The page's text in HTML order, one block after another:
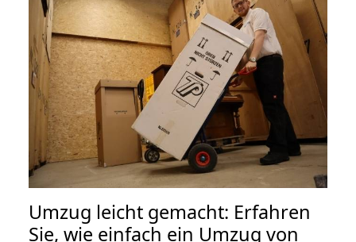
Umzug leicht gemacht: Erfahren
Sie, wie einfach ein Umzug von